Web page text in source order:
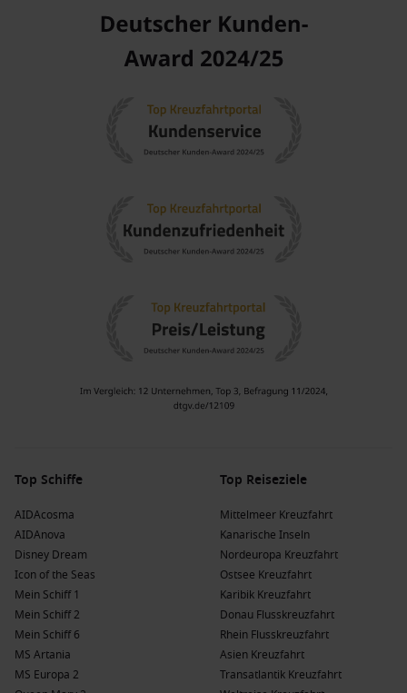
Spannende News aus der Kreuzfahrtbranche sowie Insider-
Infos, Expertentipps, Schiffsporträts und Interviews finden
Kreuzfahrtexpertenan sieben Tagen in
der Woche zur Verfügung und erstellen jederzeit kostenlos
Angebote ganz nach Ihren Wünschen.
Um Ihnen den Urlaub so entspannt wie möglich zu gestalten,
hat Dreamlines mitDreamlines Packages
und bequem – von Anfang bis Urlaubsende!
Freuen Sie sich mit Dreamlines Packages auf viele Vorteile:
✓ große Auswahl an Reisekombinationen und -
✓ attraktive Extras wie Getränkepakete, Kabinen-
Upgrades, Transfers, Ausflüge und Stadtrundfahrten
Und das Beste: Jede Woche wird eines dieser Dreamlines
Packages von uns zum
DreamDealauserkoren, den Sie
währenddessen besonders günstig buchen können –
reinschauen lohnt sich!
Top Schiffe
AIDAcosma
AIDAnova
Disney Dream
Icon of the Seas
Mein Schiff 1
Mein Schiff 2
Mein Schiff 6
MS Artania
MS Europa 2
Top Reiseziele
Mittelmeer Kreuzfahrt
Kanarische Inseln
Nordeuropa Kreuzfahrt
Ostsee Kreuzfahrt
Karibik Kreuzfahrt
Donau Flusskreuzfahrt
Rhein Flusskreuzfahrt
Asien Kreuzfahrt
Transatlantik Kreuzfahrt